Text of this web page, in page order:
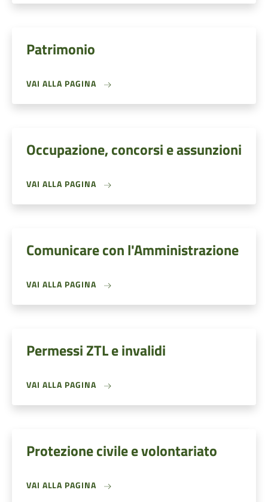
Patrimonio
VAI ALLA PAGINA
Occupazione, concorsi e assunzioni
VAI ALLA PAGINA
Comunicare con l'Amministrazione
VAI ALLA PAGINA
Permessi ZTL e invalidi
VAI ALLA PAGINA
Protezione civile e volontariato
VAI ALLA PAGINA